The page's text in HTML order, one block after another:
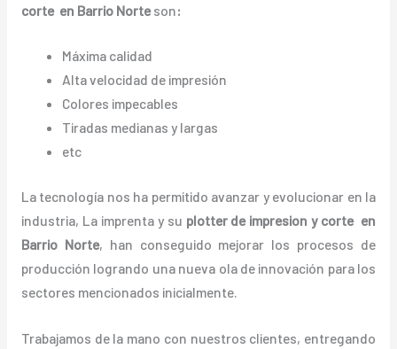
corte en Barrio Norteson:
Máxima calidad
Alta velocidad de impresión
Colores impecables
Tiradas medianas y largas
etc
La tecnología nos ha permitido avanzar y evolucionar en la
industria, La imprenta y su plotter de impresion y corte en
Barrio Norte, han conseguido mejorar los procesos de
producción logrando una nueva ola de innovación para los
sectores mencionados inicialmente.
Trabajamos de la mano con nuestros clientes, entregando